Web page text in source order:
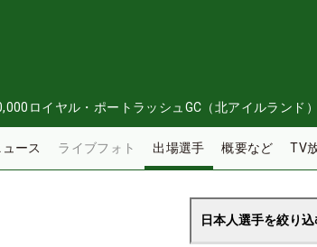
ロイヤル・ポートラッシュGC（北アイルランド
ース ライブフォト 出場選手 概要など TV
日本人選手を絞り